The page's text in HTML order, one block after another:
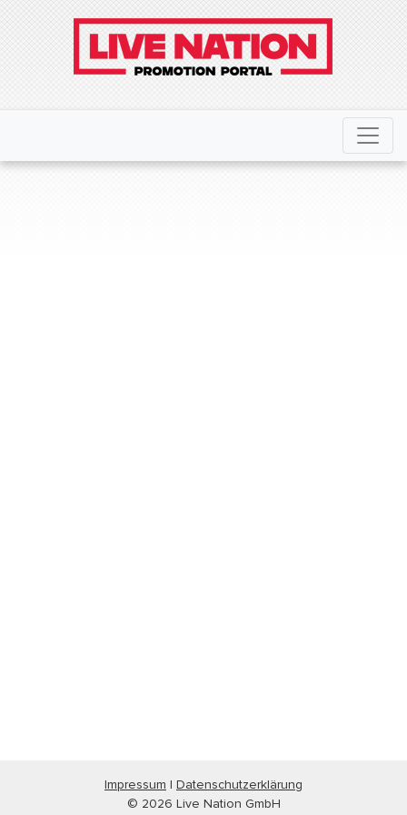
Impressum | Datenschutzerklärung
© 2026 Live Nation GmbH